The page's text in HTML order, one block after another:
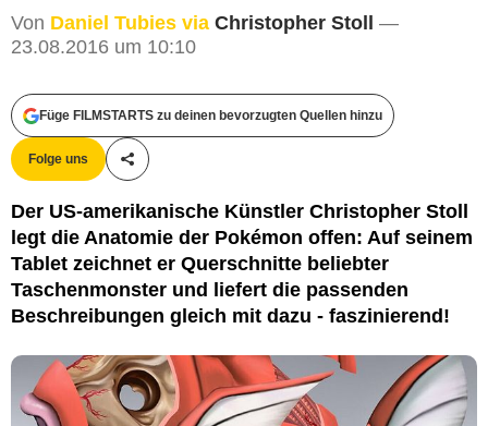
Von Daniel Tubies via Christopher Stoll —
23.08.2016 um 10:10
Füge FILMSTARTS zu deinen bevorzugten Quellen hinzu
Folge uns
Teile diesen Artikel
Der US-amerikanische Künstler Christopher Stoll
legt die Anatomie der Pokémon offen: Auf seinem
Tablet zeichnet er Querschnitte beliebter
Taschenmonster und liefert die passenden
Beschreibungen gleich mit dazu - faszinierend!